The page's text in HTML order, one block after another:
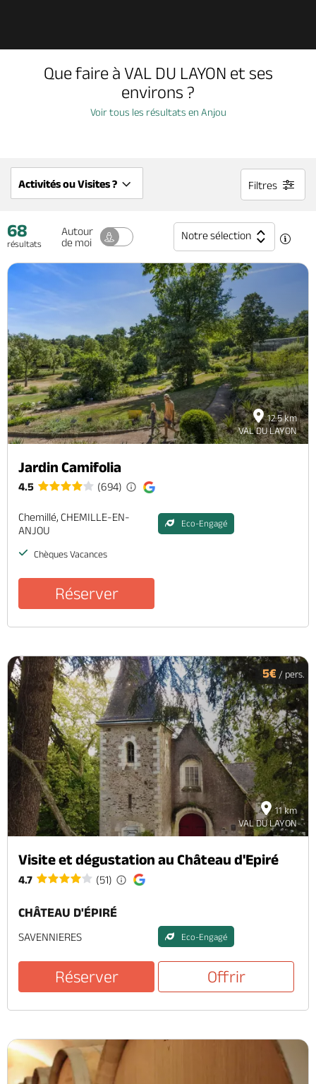
À voir, à faire
Dormir, manger
Séjours, cadeaux
Billetterie en ligne
Brochures & Cartes Offices de tourisme Comment venir ? Ecrivez-nous
Que faire à VAL DU LAYON et ses
environs ?
Voir tous les résultats en Anjou
Activités ou Visites ? Filtres
68
résultats
Autour
de moi
Notre sélection
12.5 km
VAL DU LAYON
Jardin Camifolia
4.5 (694)
Chemillé, CHEMILLE-EN-
ANJOU
Eco-Engagé
Chèques Vacances
Réserver
11 km
VAL DU LAYON
5€ / pers.
Visite et dégustation au Château d'Epiré
4.7 (51)
CHÂTEAU D'ÉPIRÉ
SAVENNIERES Eco-Engagé
Réserver Offrir